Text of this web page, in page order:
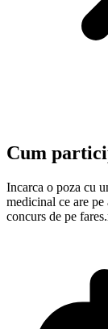
Cum
Incarca o poza cu
medicinal ce are
concurs de pe